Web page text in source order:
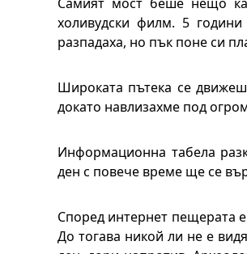
холивудски филм. 5
разпадаха, но пък поне си
Широката пътека се
докато навлизахме под
Информационна табела
ден с повече време ще се
Според интернет пещерата
До тогава никой ли не е